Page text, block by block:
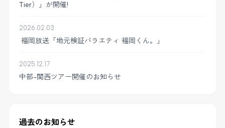
Tier）」が開催!
2026.02.03
福岡放送「地元検証バラエティ 福岡くん。」
2025.12.17
中部-関西ツアー開催のお知らせ
過去のお知らせ